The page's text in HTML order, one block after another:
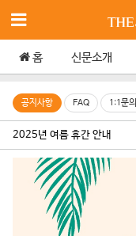
홈 신문소개
공지사항 FAQ 1:1문의
2025년 여름 휴간 안내